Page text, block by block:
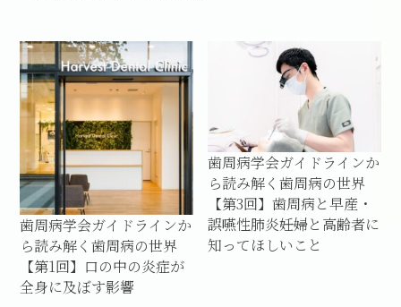
歯周病学会ガイドラインか
ら読み解く歯周病の世界
【第1回】口の中の炎症が
全身に及ぼす影響
歯周病学会ガイドラインか
ら読み解く歯周病の世界
【第3回】歯周病と早産・
誤嚥性肺炎――妊婦と高齢者に
知ってほしいこと